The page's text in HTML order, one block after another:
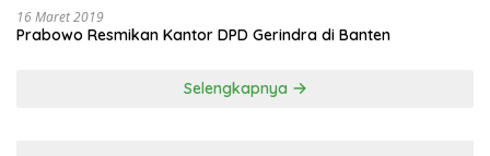
16 Maret 2019
Prabowo Resmikan Kantor DPD Gerindra di Banten
Selengkapnya